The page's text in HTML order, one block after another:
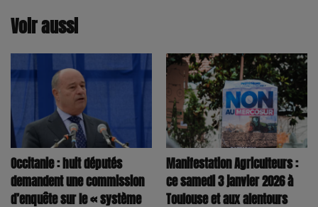
Voir aussi
Occitanie : huit députés
demandent une commission
d’enquête sur le « système
Manifestation Agriculteurs :
ce samedi 3 janvier 2026 à
Toulouse et aux alentours